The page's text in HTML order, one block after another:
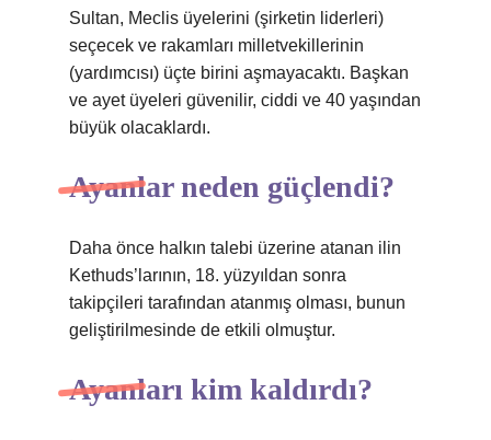
Sultan, Meclis üyelerini (şirketin liderleri)
seçecek ve rakamları milletvekillerinin
(yardımcısı) üçte birini aşmayacaktı. Başkan
ve ayet üyeleri güvenilir, ciddi ve 40 yaşından
büyük olacaklardı.
Ayanlar neden güçlendi?
Daha önce halkın talebi üzerine atanan ilin
Kethuds’larının, 18. yüzyıldan sonra
takipçileri tarafından atanmış olması, bunun
geliştirilmesinde de etkili olmuştur.
Ayanları kim kaldırdı?